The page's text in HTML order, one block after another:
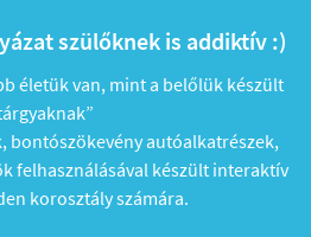
szülőknek is addiktív :)
életük van, mint a belőlük készült
bontószökevény autóalkatrészek,
felhasználásával készült interaktív
korosztály számára.